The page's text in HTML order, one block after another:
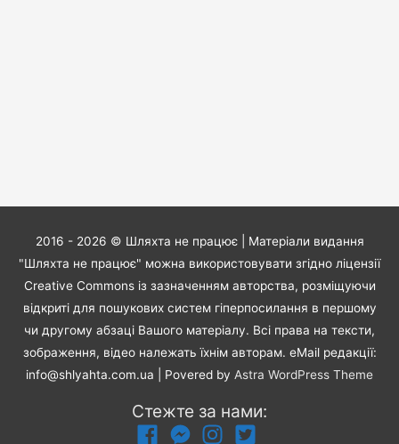
2016 - 2026 © Шляхта не працює| Матеріали видання
"Шляхта не працює" можна використовувати згідно ліцензії
Creative Commons із зазначенням авторства, розміщуючи
відкриті для пошукових систем гіперпосилання в першому
чи другому абзаці Вашого матеріалу. Всі права на тексти,
зображення, відео належать їхнім авторам. eMail редакції:
info@shlyahta.com.ua | Povered by Astra WordPress Theme
Стежте за нами: